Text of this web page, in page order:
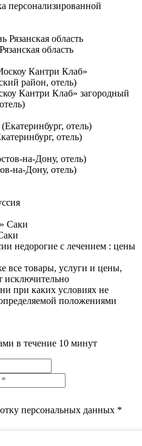
персонализированной
область
Кантри Клаб» загородный
отель)
на-Дону, отель)
недорогие с лечением : цены
все товары, услуги и цены,
исключительно
при каких условиях не
положениями
в течение 10 минут
персональных данных *